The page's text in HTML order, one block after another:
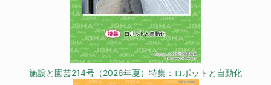
施設と園芸214号（2026年夏）特集：ロボットと自動化